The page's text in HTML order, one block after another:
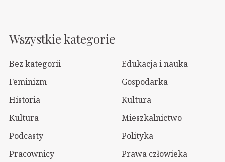
Wszystkie kategorie
Bez kategorii
Edukacja i nauka
Feminizm
Gospodarka
Historia
Kultura
Kultura
Mieszkalnictwo
Podcasty
Polityka
Pracownicy
Prawa człowieka